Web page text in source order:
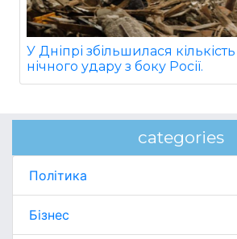
У Дніпрі збільшилася
нічного удару з боку Росії.
categories
Політика
Бізнес